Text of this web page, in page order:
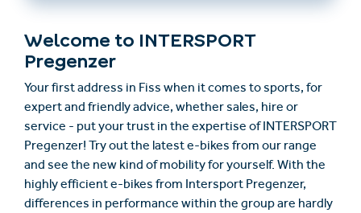
info@serfaus-fiss-ladis.at
Welcome to INTERSPORT
Pregenzer
Your first address in Fiss when it comes to sports, for
expert and friendly advice, whether sales, hire or
service - put your trust in the expertise of INTERSPORT
Pregenzer! Try out the latest e-bikes from our range
and see the new kind of mobility for yourself. With the
highly efficient e-bikes from Intersport Pregenzer,
differences in performance within the group are hardly